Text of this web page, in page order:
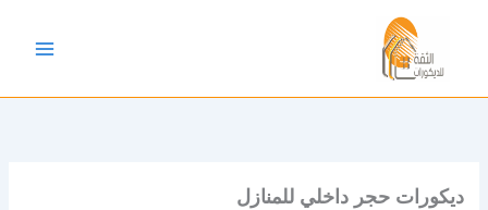
المحتوى
ديكورات حجر داخلي للمنازل